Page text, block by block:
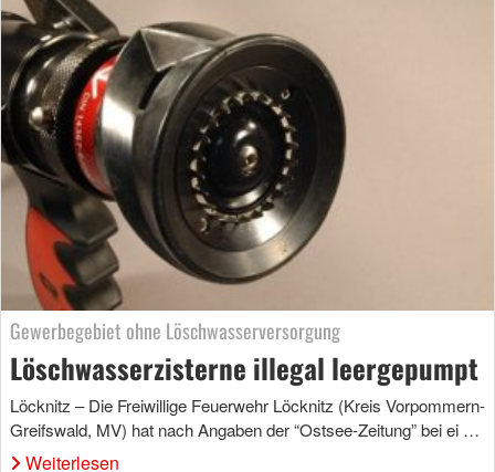
Gewerbegebiet ohne Löschwasserversorgung
Löschwasserzisterne illegal leergepumpt
Löcknitz – Die Freiwillige Feuerwehr Löcknitz (Kreis Vorpommern-
Greifswald, MV) hat nach Angaben der “Ostsee-Zeitung” bei ei …
Weiterlesen